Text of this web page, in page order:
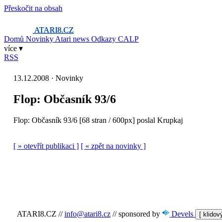
Přeskočit na obsah
ATARI8.CZ
Domů Novinky Atari news Odkazy CALP
více ▾
RSS
13.12.2008 · Novinky
Flop: Občasník 93/6
Flop: Občasník 93/6 [68 stran / 600px] poslal Krupkaj
[ » otevřít publikaci ] [ « zpět na novinky ]
ATARI8.CZ // info@atari8.cz // sponsored by Devels [